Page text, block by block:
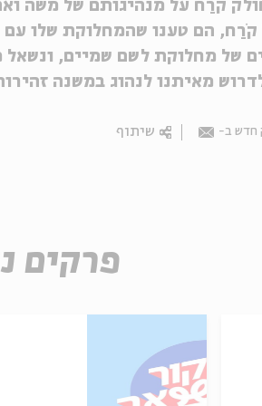
קֹרַח על מנהיגותם של משה
הם טענו שהמחלוקת שלו
של מחלוקת לשם שמיים,
מאיתנו לנהוג במשנה
חדש ב- Email שיתוף
פרקים